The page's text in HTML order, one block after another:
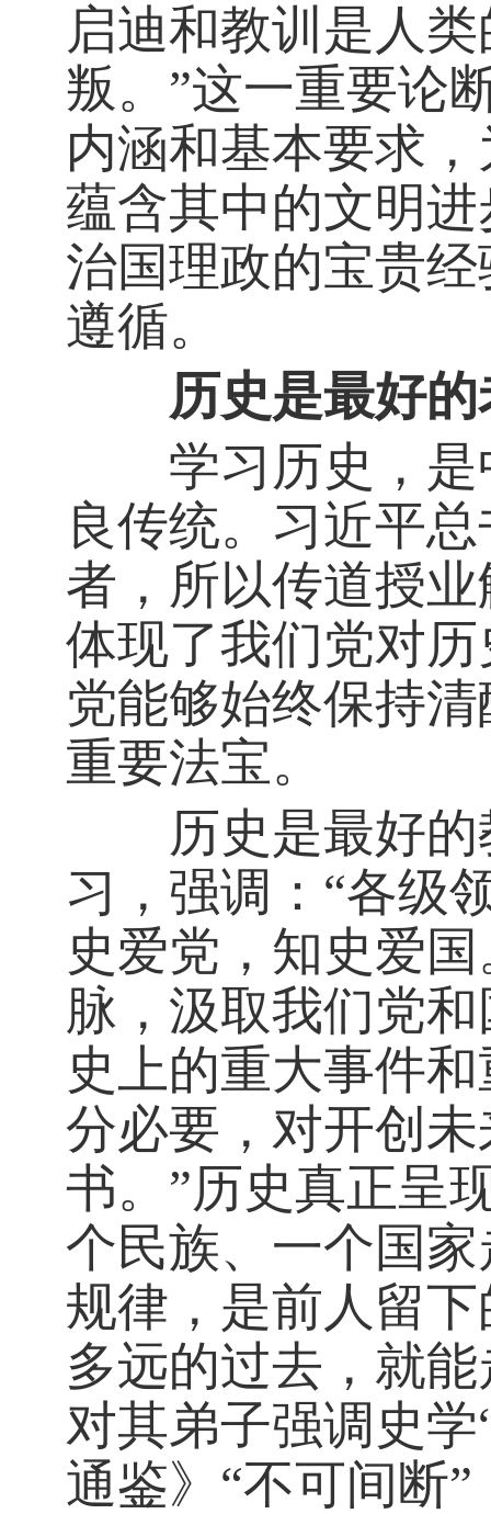
启迪和教训是人
叛。”这一重要论
内涵和基本要求
蕴含其中的文明
治国理政的宝贵
遵循。
历史是最好的
学习历史，是
良传统。习近平
者，所以传道授业
体现了我们党对
党能够始终保持
重要法宝。
历史是最好的
习，强调：“各级
史爱党，知史爱
脉，汲取我们党
史上的重大事件
分必要，对开创
书。”历史真正呈
个民族、一个国
规律，是前人留
多远的过去，就
对其弟子强调史
通鉴》“不可间断